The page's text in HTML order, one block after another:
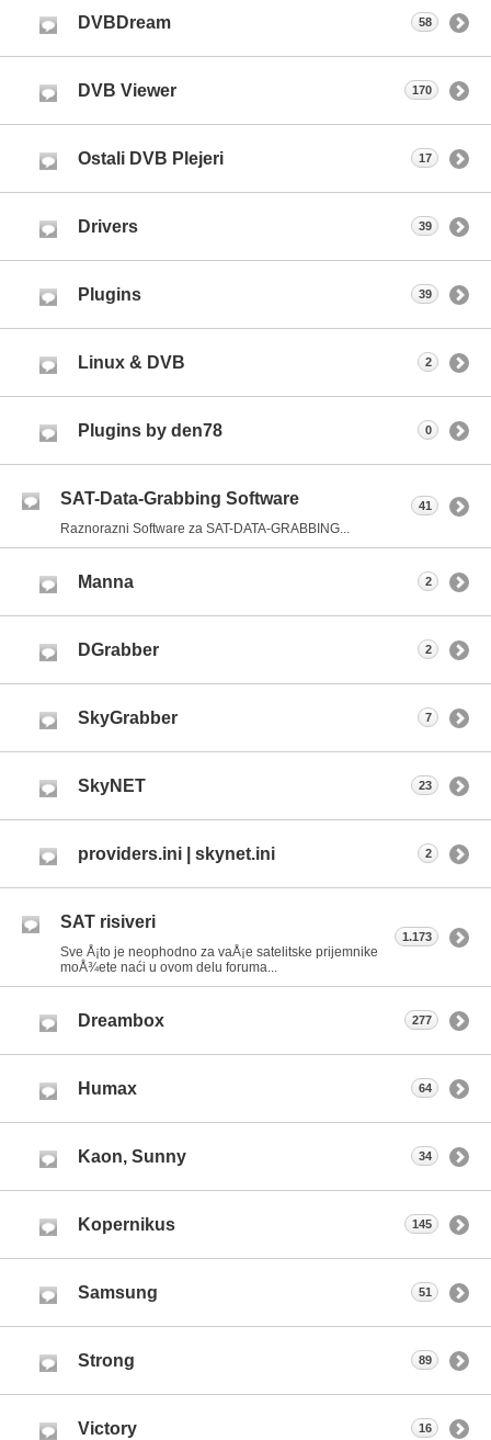
DVBDream 58
DVB Viewer 170
Ostali DVB Plejeri 17
Drivers 39
Plugins 39
Linux & DVB 2
Plugins by den78 0
SAT-Data-Grabbing Software
Raznorazni Software za SAT-DATA-GRABBING...
41
Manna 2
DGrabber 2
SkyGrabber 7
SkyNET 23
providers.ini | skynet.ini 2
SAT risiveri
Sve Å¡to je neophodno za vaÅ¡e satelitske prijemnike
moÅ¾ete naći u ovom delu foruma...
1.173
Dreambox 277
Humax 64
Kaon, Sunny 34
Kopernikus 145
Samsung 51
Strong 89
Victory 16